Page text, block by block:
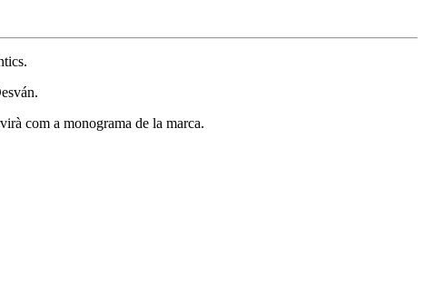
com a monograma de la marca.